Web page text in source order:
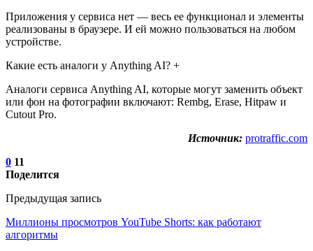
Приложения у сервиса нет — весь ее функционал и элементы
реализованы в браузере. И ей можно пользоваться на любом
устройстве.
Какие есть аналоги у Anything AI? +
Аналоги сервиса Anything AI, которые могут заменить объект
или фон на фотографии включают: Rembg, Erase, Hitpaw и
Cutout Pro.
Источник: protraffic.com
0 11
Поделится
Предыдущая запись
Миллионы просмотров YouTube Shorts: как работают
алгоритмы